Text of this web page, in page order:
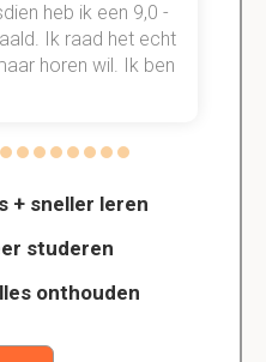
+ sneller leren
studeren
onthouden
heb ik een 9,0 -
Ik raad het echt
horen wil. Ik ben